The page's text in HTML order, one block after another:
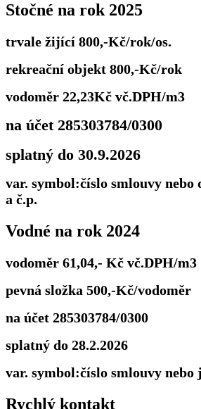
Stočné na rok 2025
trvale žijící 800,-Kč/rok/os.
rekreační objekt 800,-Kč/rok
vodoměr 22,23Kč vč.DPH/m3
na účet 285303784/0300
splatný do 30.9.2026
var. symbol:číslo smlouvy nebo
a č.p.
Vodné na rok 2024
vodoměr 61,04,- Kč vč.DPH/m3
pevná složka 500,-Kč/vodoměr
na účet 285303784/0300
splatný do 28.2.2026
var. symbol:číslo smlouvy nebo
Rychlý kontakt